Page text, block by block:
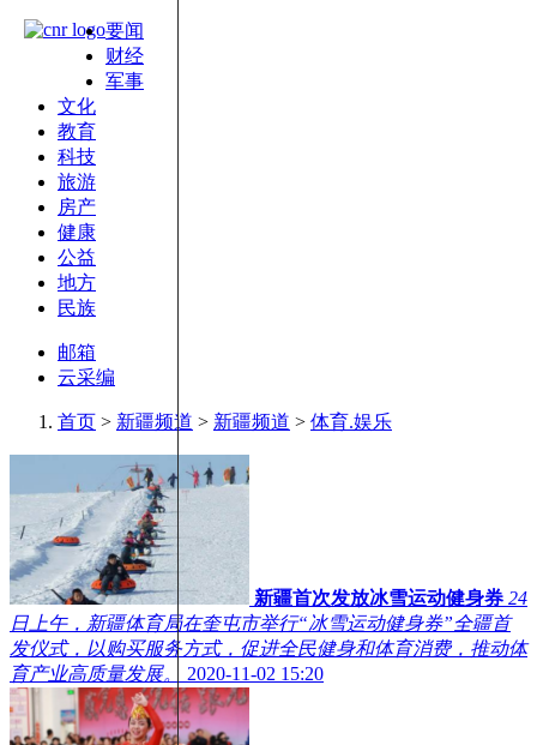
要闻
财经
军事
文化
教育
科技
旅游
房产
健康
公益
地方
民族
邮箱
云采编
首页 > 新疆频道 > 新疆频道 > 体育.娱乐
新疆首次发放冰雪运动健身券 24
日上午，新疆体育局在奎屯市举行“冰雪运动健身券”全疆首
发仪式，以购买服务方式，促进全民健身和体育消费，推动体
育产业高质量发展。 2020-11-02 15:20